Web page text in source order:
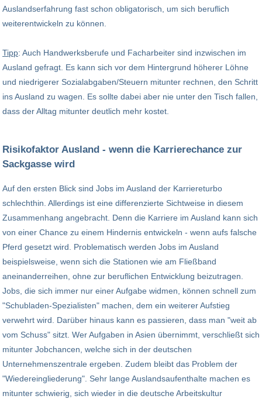
Auslandserfahrung fast schon obligatorisch, um sich beruflich
weiterentwickeln zu können.
Tipp: Auch Handwerksberufe und Facharbeiter sind inzwischen im
Ausland gefragt. Es kann sich vor dem Hintergrund höherer Löhne
und niedrigerer Sozialabgaben/Steuern mitunter rechnen, den Schritt
ins Ausland zu wagen. Es sollte dabei aber nie unter den Tisch fallen,
dass der Alltag mitunter deutlich mehr kostet.
Risikofaktor Ausland - wenn die Karrierechance zur
Sackgasse wird
Auf den ersten Blick sind Jobs im Ausland der Karriereturbo
schlechthin. Allerdings ist eine differenzierte Sichtweise in diesem
Zusammenhang angebracht. Denn die Karriere im Ausland kann sich
von einer Chance zu einem Hindernis entwickeln - wenn aufs falsche
Pferd gesetzt wird. Problematisch werden Jobs im Ausland
beispielsweise, wenn sich die Stationen wie am Fließband
aneinanderreihen, ohne zur beruflichen Entwicklung beizutragen.
Jobs, die sich immer nur einer Aufgabe widmen, können schnell zum
"Schubladen-Spezialisten" machen, dem ein weiterer Aufstieg
verwehrt wird. Darüber hinaus kann es passieren, dass man "weit ab
vom Schuss" sitzt. Wer Aufgaben in Asien übernimmt, verschließt sich
mitunter Jobchancen, welche sich in der deutschen
Unternehmenszentrale ergeben. Zudem bleibt das Problem der
"Wiedereingliederung". Sehr lange Auslandsaufenthalte machen es
mitunter schwierig, sich wieder in die deutsche Arbeitskultur